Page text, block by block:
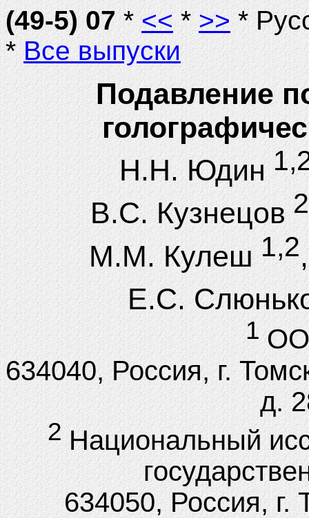
(49-5) 07*<< * >>*
*Все выпуски
Подавление
Н.Н. Юдин
В.С. Кузнецов2
М.М. Кулеш1,2
Е.С.
1
634040, Россия, г.
д.
2Национальный
634050, Россия, г.